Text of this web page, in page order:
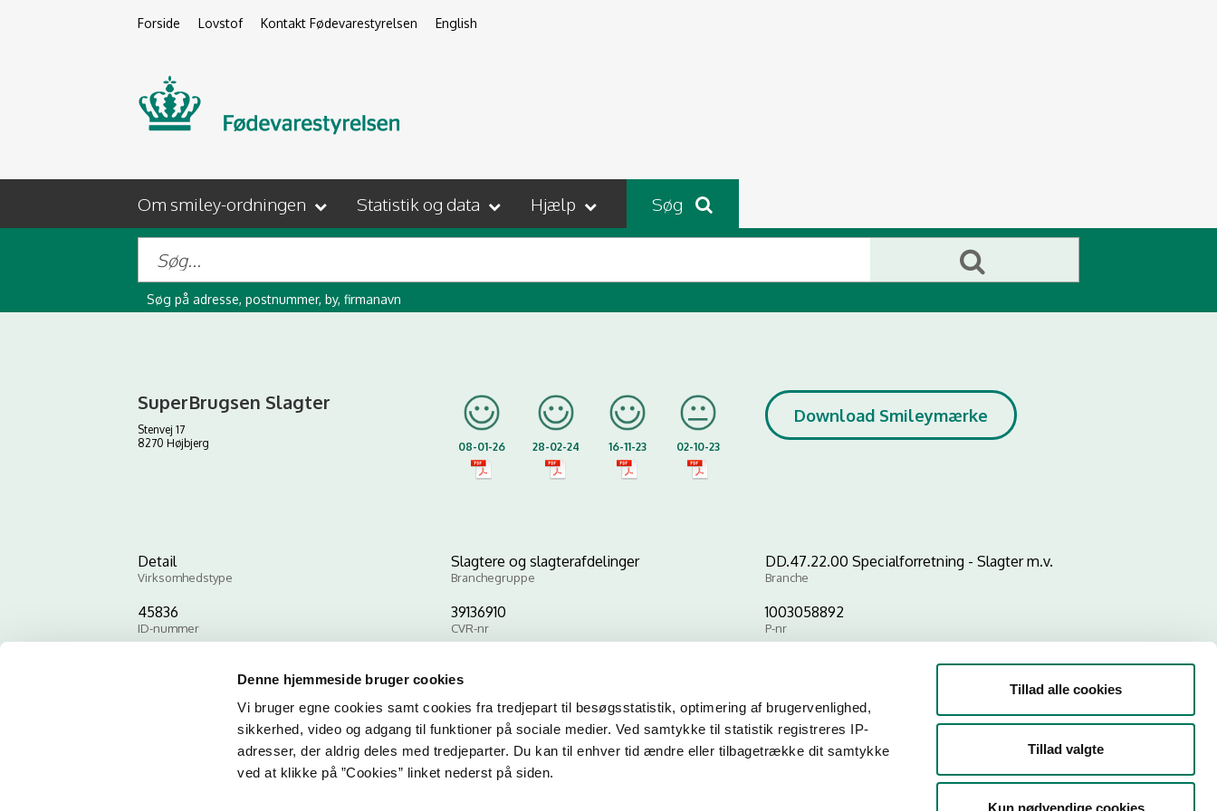
Denne hjemmeside bruger cookies
Vi bruger egne cookies samt cookies fra tredjepart til besøgsstatistik, optimering af brugervenlighed,
sikkerhed, video og adgang til funktioner på sociale medier. Ved samtykke til statistik registreres IP-
adresser, der aldrig deles med tredjeparter. Du kan til enhver tid ændre eller tilbagetrække dit samtykke
ved at klikke på ”Cookies” linket nederst på siden.
Tillad alle cookies
Tillad valgte
Kun nødvendige cookies
Forside Lovstof Kontakt Fødevarestyrelsen English
Om smiley-ordningen Statistik og data Hjælp Søg
Søg på adresse, postnummer, by, firmanavn
SuperBrugsen Slagter
Stenvej 17
8270 Højbjerg
08-01-26 28-02-24 16-11-23 02-10-23
Download Smileymærke
Detail
Virksomhedstype
Slagtere og slagterafdelinger
Branchegruppe
DD.47.22.00 Specialforretning - Slagter m.v.
Branche
45836
ID-nummer
39136910
CVR-nr
1003058892
P-nr
Kopier link til at indsætte på virksomhedens hjemmeside